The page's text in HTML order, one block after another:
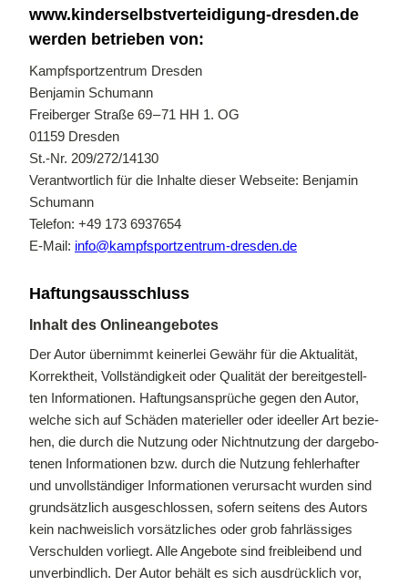
www​.kin​der​selbst​ver​tei​di​gung​-dres​den​.de
wer­den be­trie­ben von:
Kampf­sport­zen­trum Dres­den
Ben­ja­min Schu­mann
Frei­ber­ger Stra­ße 69 – 71 HH 1. OG
01159 Dres­den
St.-Nr. 209/272/14130
Ver­ant­wort­lich für die In­hal­te die­ser Web­sei­te: Ben­ja­min
Schu­mann
Te­le­fon: +49 173 6937654
E‑Mail: info@​kampfsportzentrum-​dresden.​de
Haf­tungs­aus­schluss
In­halt des On­line­an­ge­bo­tes
Der Au­tor über­nimmt kei­ner­lei Ge­währ für die Ak­tua­li­tät,
Kor­rekt­heit, Voll­stän­dig­keit oder Qua­li­tät der be­reit­ge­stell­
ten In­for­ma­tio­nen. Haf­tungs­an­sprü­che ge­gen den Au­tor,
wel­che sich auf Schä­den ma­te­ri­el­ler oder ideel­ler Art be­zie­
hen, die durch die Nut­zung oder Nicht­nut­zung der dar­ge­bo­
te­nen In­for­ma­tio­nen bzw. durch die Nut­zung feh­ler­haf­ter
und un­voll­stän­di­ger In­for­ma­tio­nen ver­ur­sacht wur­den sind
grund­sätz­lich aus­ge­schlos­sen, so­fern sei­tens des Au­tors
kein nach­weis­lich vor­sätz­li­ches oder grob fahr­läs­si­ges
Ver­schul­den vor­liegt. Alle An­ge­bo­te sind frei­blei­bend und
un­ver­bind­lich. Der Au­tor be­hält es sich aus­drück­lich vor,